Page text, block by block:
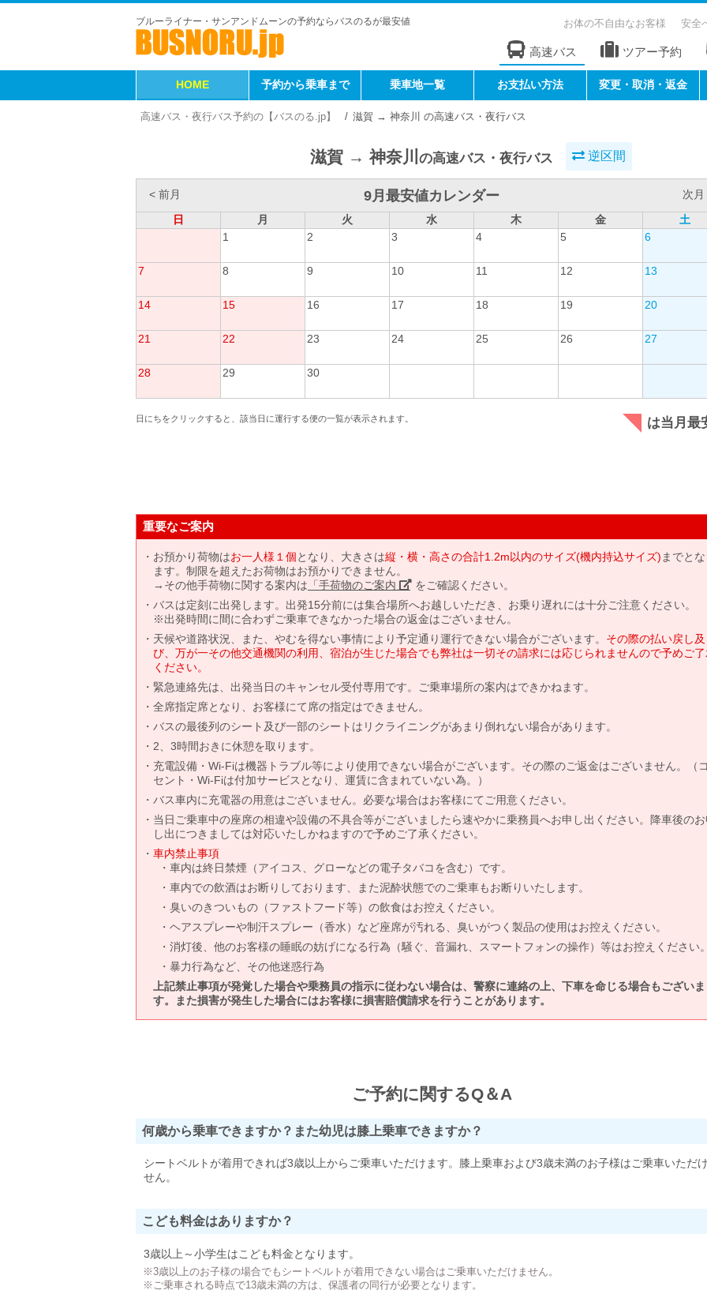
ブルーライナー・サンアンドムーンの予約ならバスのるが最安値 お体の不自由なお客様 安全
高速バス ツアー予約
HOME 予約から乗車まで 乗車地一覧 お支払い方法 変更・取消・返金
高速バス・夜行バス予約の【バスのる.jp】 滋賀 → 神奈川 の高速バス・夜行バス
滋賀 → 神奈川 の高速バス・夜行バス 逆区間
< 前月 9月最安値カレンダー
次月
日
月 火 水 木 金
土
1
2 3 4 5 6
7 8 9 10 11 12 13
14 15 16 17 18 19 20
21 22 23 24 25 26 27
28 29 30
日にちをクリックすると、該当日に運行する便の一覧が表示されます。 は当月最
重要なご案内
お預かり荷物はお一人様１個となり、大きさは縦・横・高さの合計1.2m以内のサイズ(機内持込サイズ) までと
ます。制限を超えたお荷物はお預かりできません。
→その他手荷物に関する案内は 「手荷物のご案内」 をご確認ください。
バスは定刻に出発します。出発15分前には集合場所へお越しいただき、お乗り遅れには十分ご注意ください。
※出発時間に間に合わずご乗車できなかった場合の返金はございません。
天候や道路状況、また、やむを得ない事情により予定通り運行できない場合がございます。 その際の払い戻し及
び、万が一その他交通機関の利用、宿泊が生じた場合でも弊社は一切その請求には応じられませんので予めご
ください。
緊急連絡先は、出発当日のキャンセル受付専用です。ご乗車場所の案内はできかねます。
全席指定席となり、お客様にて席の指定はできません。
バスの最後列のシート及び一部のシートはリクライニングがあまり倒れない場合があります。
2、3時間おきに休憩を取ります。
充電設備・Wi-Fiは機器トラブル等により使用できない場合がございます。その際のご返金はございません。（
セント・Wi-Fiは付加サービスとなり、運賃に含まれていない為。）
バス車内に充電器の用意はございません。必要な場合はお客様にてご用意ください。
当日ご乗車中の座席の相違や設備の不具合等がございましたら速やかに乗務員へお申し出ください。降車後の
し出につきましては対応いたしかねますので予めご了承ください。
車内禁止事項
車内は終日禁煙（アイコス、グローなどの電子タバコを含む）です。
車内での飲酒はお断りしております、また泥酔状態でのご乗車もお断りいたします。
臭いのきついもの（ファストフード等）の飲食はお控えください。
ヘアスプレーや制汗スプレー（香水）など座席が汚れる、臭いがつく製品の使用はお控えください。
消灯後、他のお客様の睡眠の妨げになる行為（騒ぐ、音漏れ、スマートフォンの操作）等はお控えください
暴力行為など、その他迷惑行為
上記禁止事項が発覚した場合や乗務員の指示に従わない場合は、警察に連絡の上、下車を命じる場合もございま
す。また損害が発生した場合にはお客様に損害賠償請求を行うことがあります。
ご予約に関するQ＆A
何歳から乗車できますか？また幼児は膝上乗車できますか？
シートベルトが着用できれば3歳以上からご乗車いただけます。膝上乗車および3歳未満のお子様はご乗車いただ
せん。
こども料金はありますか？
3歳以上～小学生はこども料金となります。
※3歳以上のお子様の場合でもシートベルトが着用できない場合はご乗車いただけません。
※ご乗車される時点で13歳未満の方は、保護者の同行が必要となります。